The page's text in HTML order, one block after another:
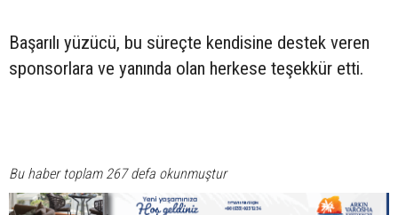
Başarılı yüzücü, bu süreçte kendisine destek veren
sponsorlara ve yanında olan herkese teşekkür etti.
Bu haber toplam 267 defa okunmuştur